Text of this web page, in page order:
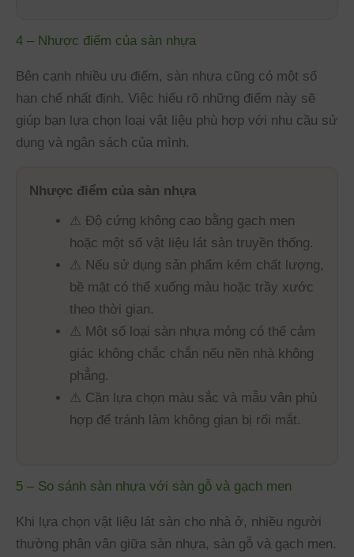
4 – Nhược điểm của sàn nhựa
Bên cạnh nhiều ưu điểm, sàn nhựa cũng có một số
hạn chế nhất định. Việc hiểu rõ những điểm này sẽ
giúp bạn lựa chọn loại vật liệu phù hợp với nhu cầu sử
dụng và ngân sách của mình.
Nhược điểm của sàn nhựa
⚠ Độ cứng không cao bằng gạch men
hoặc một số vật liệu lát sàn truyền thống.
⚠ Nếu sử dụng sản phẩm kém chất lượng,
bề mặt có thể xuống màu hoặc trầy xước
theo thời gian.
⚠ Một số loại sàn nhựa mỏng có thể cảm
giác không chắc chắn nếu nền nhà không
phẳng.
⚠ Cần lựa chọn màu sắc và mẫu vân phù
hợp để tránh làm không gian bị rối mắt.
5 – So sánh sàn nhựa với sàn gỗ và gạch men
Khi lựa chọn vật liệu lát sàn cho nhà ở, nhiều người
thường phân vân giữa sàn nhựa, sàn gỗ và gạch men.